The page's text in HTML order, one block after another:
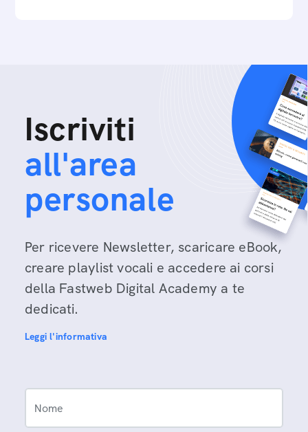
Iscriviti
all'area
personale
Per ricevere Newsletter, scaricare eBook,
creare playlist vocali e accedere ai corsi
della Fastweb Digital Academy a te
dedicati.
Leggi l'informativa
Nome